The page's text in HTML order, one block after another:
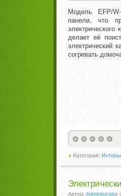
Модель EFP/
панели, что
делает её
электрический
согревать
Категория:
Автор: Administrator